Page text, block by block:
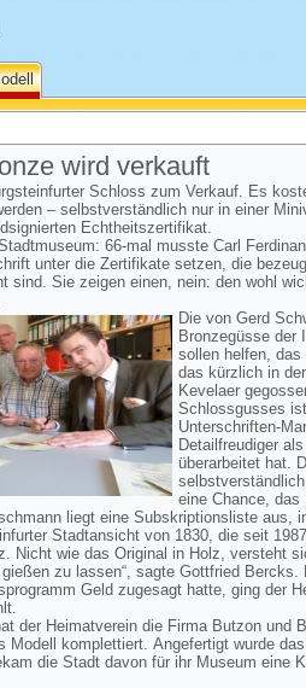
wird verkauft
Schloss zum Verkauf. Es
– selbstverständlich nur in einer
Echtheitszertifikat.
66-mal musste Carl
unter die Zertifikate setzen, die
sind. Sie zeigen einen, nein: den wohl
Die von Gerd
Bronzegüsse der
sollen helfen,
das kürzlich in
Kevelaer
Schlossgusses
Unterschriften-
Detailfreudiger
überarbeitet hat.
eine Chance,
liegt eine Subskriptionsliste aus,
Stadtansicht von 1830, die seit
Nicht wie das Original in Holz, versteht
zu lassen“, sagte Gottfried
Geld zugesagt hatte, ging
der Heimatverein die Firma Butzon
Modell komplettiert. Angefertigt wurde
die Stadt davon für ihr Museum eine